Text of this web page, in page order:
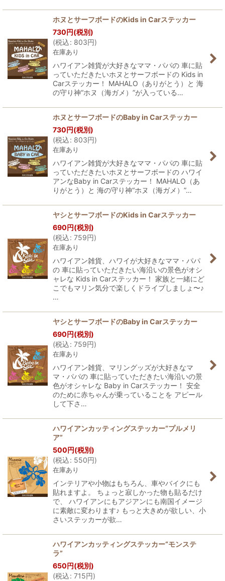
ホヌとサーフボードのKids in Carステッカー
730円(税別)
(税込: 803円)
在庫あり
ハワイアン雑貨が大好きなママ・パパの 車に貼
っていただきたいホヌとサーフボードの Kids in
Carステッカー！ MAHALO（ありがとう）と 海
の守り神“ホヌ（海ガメ）”が入っている…
ホヌとサーフボードのBaby in Carステッカー
730円(税別)
(税込: 803円)
在庫あり
ハワイアン雑貨が大好きなママ・パパの 車に貼
っていただきたいホヌとサーフボードの ハワイ
アンなBaby in Carステッカー！ MAHALO（あ
りがとう）と 海の守り神“ホヌ（海ガメ）”…
ヤシとサーフボードのKids in Carステッカー
690円(税別)
(税込: 759円)
在庫あり
ハワイアン雑貨、ハワイが大好きなママ・パパ
の 車に貼っていただきたい海沿いの景色がオシ
ャレな Kids in Carステッカー！ 家族と一緒にど
こでもマリン気分で楽しくドライブしましょ〜♪
…
ヤシとサーフボードのBaby in Carステッカー
690円(税別)
(税込: 759円)
在庫あり
ハワイアン雑貨、マリングッズが大好きなマ
マ・パパの 車に貼っていただきたい海沿いの景
色がオシャレな Baby in Carステッカー！ 安全
のために赤ちゃんが乗っていることを アピール
して下さ…
ハワイアンカッティングステッカー“プルメリ
ア”
500円(税別)
(税込: 550円)
在庫あり
インテリアや小物はもちろん、車やバイクにも
貼れますよ。 ちょっと寂しかった物も貼るだけ
で、 ハワイアンにもアジアンにも南国イメージ
に素敵に変わります♪ もっと大きめが欲しい、小
さいステッカーが欲…
ハワイアンカッティングステッカー“モンステ
ラ”
650円(税別)
(税込: 715円)